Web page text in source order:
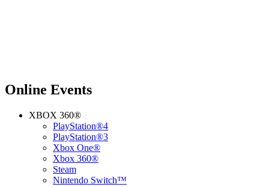
Online Events
XBOX 360®
PlayStation®4
PlayStation®3
Xbox One®
Xbox 360®
Steam
Nintendo Switch™